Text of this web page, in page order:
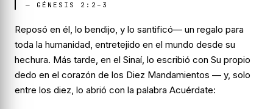
— GÉNESIS 2:2–3
Reposó en él, lo bendijo, y lo santificó— un regalo para
toda la humanidad, entretejido en el mundo desde su
hechura. Más tarde, en el Sinaí, lo escribió con Su propio
dedo en el corazón de los Diez Mandamientos — y, solo
entre los diez, lo abrió con la palabra Acuérdate: